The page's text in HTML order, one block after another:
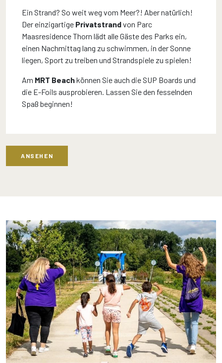
Ein Strand? So weit weg vom Meer?! Aber natürlich!
Der einzigartige Privatstrandvon Parc
Maasresidence Thorn lädt alle Gäste des Parks ein,
einen Nachmittag lang zu schwimmen, in der Sonne
liegen, Sport zu treiben und Strandspiele zu spielen!
Am MRT Beachkönnen Sie auch die SUP Boards und
die E-Foils ausprobieren. Lassen Sie den fesselnden
Spaß beginnen!
ANSEHEN